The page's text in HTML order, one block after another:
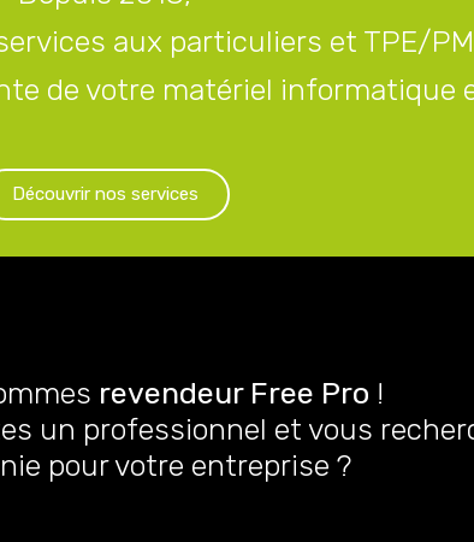
aux particuliers et TPE/
de votre matériel informatique
Découvrir nos services
revendeur Free Pro !
un professionnel et vous
pour votre entreprise ?